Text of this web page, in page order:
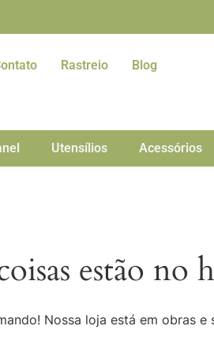
Rastreio Blog
Utensílios Acessórios
estão no
Nossa loja está em obras e